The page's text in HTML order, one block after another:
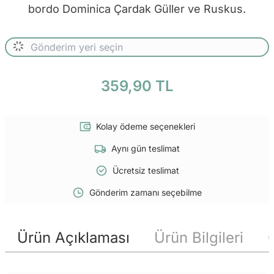
bordo Dominica Çardak Güller ve Ruskus.
359,90 TL
Kolay ödeme seçenekleri
Aynı gün teslimat
Ücretsiz teslimat
Gönderim zamanı seçebilme
Ürün Açıklaması Ürün Bilgileri